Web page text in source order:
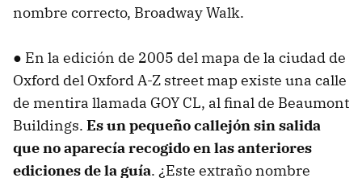
nombre correcto, Broadway Walk.
● En la edición de 2005 del mapa de la ciudad de
Oxford del OxfordA-Z street map existe una calle
de mentira llamada GOY CL, al final de Beaumont
Buildings. Es un pequeño callejón sin salida
que no aparecía recogido en las anteriores
ediciones de la guía. ¿Este extraño nombre